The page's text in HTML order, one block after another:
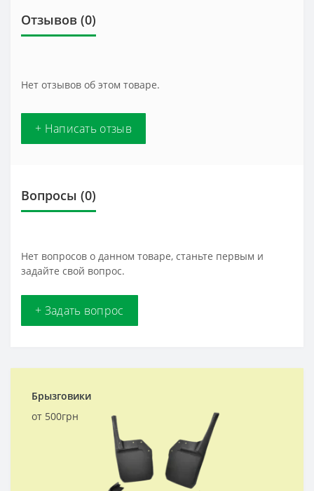
Отзывов (0)
Нет отзывов об этом товаре.
+ Написать отзыв
Вопросы (0)
Нет вопросов о данном товаре, станьте первым и
задайте свой вопрос.
+ Задать вопрос
Брызговики
от 500грн